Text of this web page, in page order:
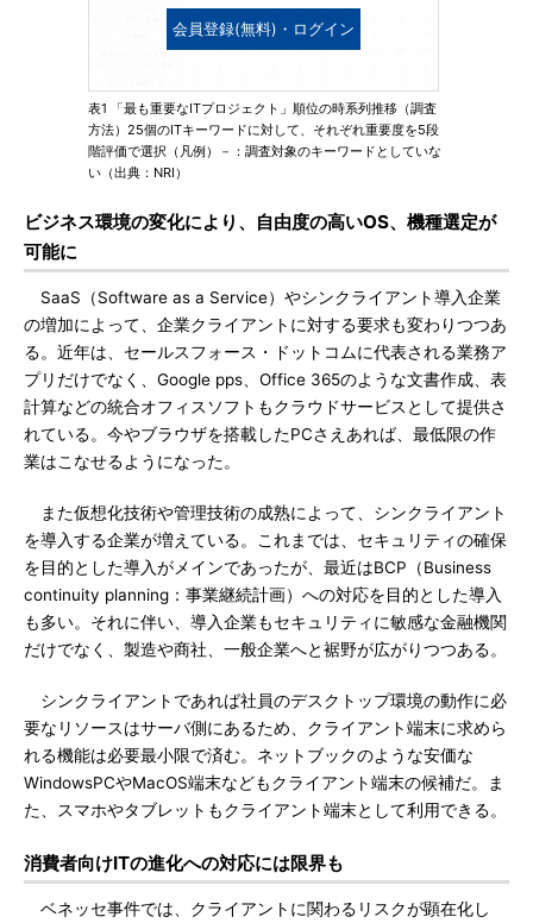
会員登録(無料)・ログイン
表1 「最も重要なITプロジェクト」順位の時系列推移（調査
方法）25個のITキーワードに対して、それぞれ重要度を5段
階評価で選択（凡例）－：調査対象のキーワードとしていな
い（出典：NRI）
ビジネス環境の変化により、自由度の高いOS、機種選定が
可能に
SaaS（Software as a Service）やシンクライアント導入企業
の増加によって、企業クライアントに対する要求も変わりつつあ
る。近年は、セールスフォース・ドットコムに代表される業務ア
プリだけでなく、Google pps、Office 365のような文書作成、表
計算などの統合オフィスソフトもクラウドサービスとして提供さ
れている。今やブラウザを搭載したPCさえあれば、最低限の作
業はこなせるようになった。
また仮想化技術や管理技術の成熟によって、シンクライアント
を導入する企業が増えている。これまでは、セキュリティの確保
を目的とした導入がメインであったが、最近はBCP（Business
continuity planning：事業継続計画）への対応を目的とした導入
も多い。それに伴い、導入企業もセキュリティに敏感な金融機関
だけでなく、製造や商社、一般企業へと裾野が広がりつつある。
シンクライアントであれば社員のデスクトップ環境の動作に必
要なリソースはサーバ側にあるため、クライアント端末に求めら
れる機能は必要最小限で済む。ネットブックのような安価な
WindowsPCやMacOS端末などもクライアント端末の候補だ。ま
た、スマホやタブレットもクライアント端末として利用できる。
消費者向けITの進化への対応には限界も
ベネッセ事件では、クライアントに関わるリスクが顕在化し